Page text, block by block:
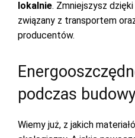
lokalnie. Zmniejszysz
związany z transportem
producentów.
podczas
Wiemy już, z jakich